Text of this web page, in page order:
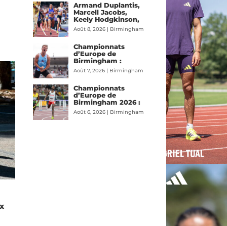
direct ?
Armand Duplantis,
Marcell Jacobs,
Keely Hodgkinson,
Audrey Werro…
Quelles sont les stars
Championnats
d’Europe 2026 à
Birmingham ?
Août 8, 2026 | Birmingham
Championnats
d’Europe de
Birmingham :
Interview croisée de
Thibaut et Mathieu
réunis sous le
maillot bleu
Août 7, 2026 | Birmingham
Championnats
d’Europe de
Birmingham 2026 :
Jimmy Gressier, Just
Kwaou-Mathey,
Août 6, 2026 | Birmingham